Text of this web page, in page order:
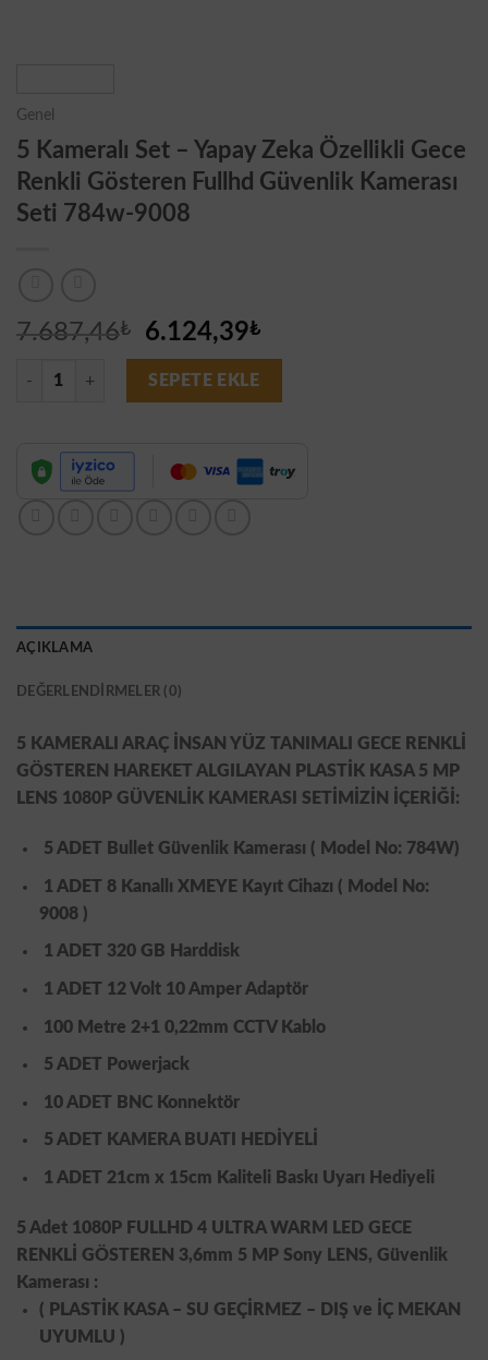
Genel
5 Kameralı Set – Yapay Zeka Özellikli Gece
Renkli Gösteren Fullhd Güvenlik Kamerası
Seti 784w-9008
7.687,46₺
Orijinal
fiyat:
7.687,46₺.
6.124,39₺Şu
andaki
6.124,39₺.
5 Kameralı Set - Yapay Zeka Özellikli Gece Renkli Gösteren Fullhd
SEPETE EKLE
AÇIKLAMA
DEĞERLENDIRMELER (0)
5 KAMERALI ARAÇ İNSAN YÜZ TANIMALI GECE RENKLİ
GÖSTEREN HAREKET ALGILAYAN PLASTİK KASA 5 MP
LENS 1080P GÜVENLİK KAMERASI SETİMİZİN İÇERİĞİ:
5 ADET Bullet Güvenlik Kamerası ( Model No: 784W)
1 ADET 8 Kanallı XMEYE Kayıt Cihazı ( Model No:
9008 )
1 ADET 320 GB Harddisk
1 ADET 12 Volt 10 Amper Adaptör
100 Metre 2+1 0,22mm CCTV Kablo
5 ADET Powerjack
10 ADET BNC Konnektör
5 ADET KAMERA BUATI HEDİYELİ
1 ADET 21cm x 15cm Kaliteli Baskı Uyarı Hediyeli
5 Adet 1080P FULLHD 4 ULTRA WARM LED GECE
RENKLİ GÖSTEREN 3,6mm 5 MP Sony LENS, Güvenlik
Kamerası :
( PLASTİK KASA – SU GEÇİRMEZ – DIŞ ve İÇ MEKAN
UYUMLU )